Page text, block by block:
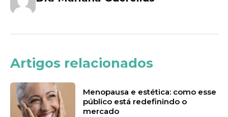
Artigos relacionados
Menopausa e estética: como esse
público está redefinindo o
mercado